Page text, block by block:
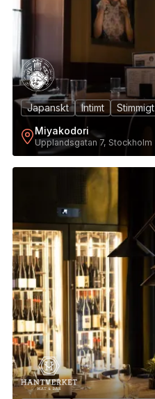
Japanskt Intimt
Stimmigt
Miyakodori
Upplandsgatan 7, Stockholm